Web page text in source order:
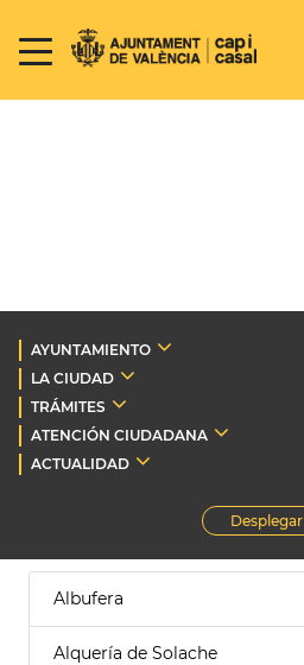
AYUNTAMIENTO
LA CIUDAD
TRÁMITES
ATENCIÓN CIUDADANA
ACTUALIDAD
Desplegar
Albufera
Alquería de Solache